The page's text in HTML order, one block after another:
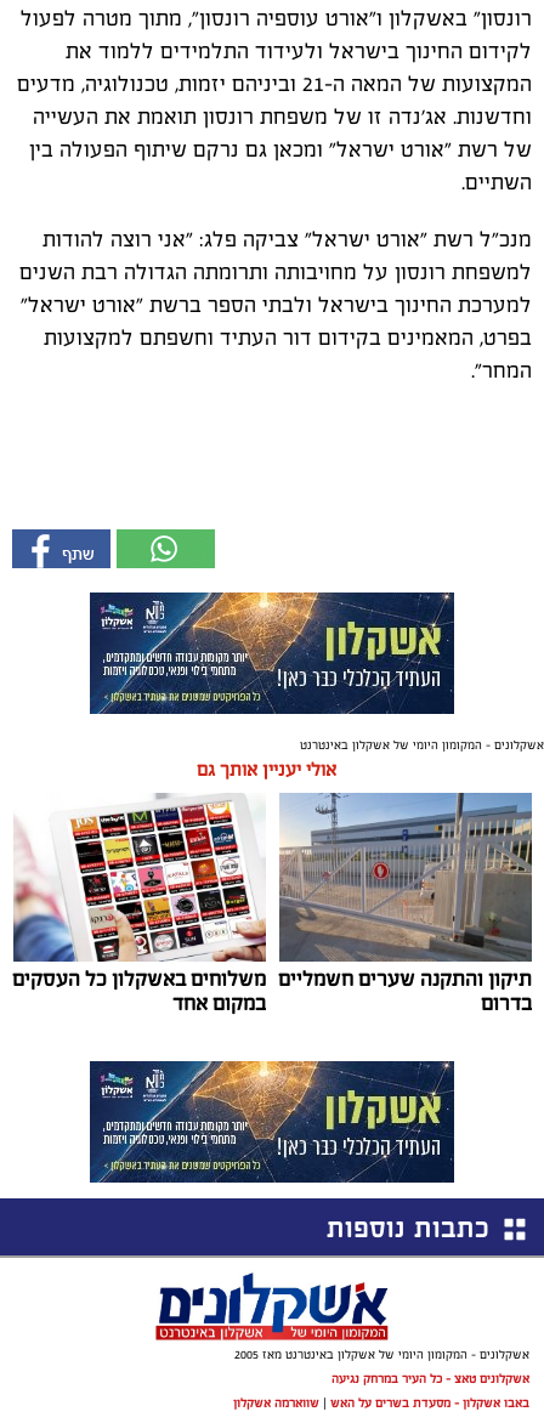
רונסון" באשקלון ו"אורט עוספיה רונסון", מתוך מטרה לפעול
לקידום החינוך בישראל ולעידוד התלמידים ללמוד את
המקצועות של המאה ה-21 וביניהם יזמות, טכנולוגיה, מדעים
וחדשנות. אג'נדה זו של משפחת רונסון תואמת את העשייה
של רשת "אורט ישראל" ומכאן גם נרקם שיתוף הפעולה בין
השתיים.
מנכ"ל רשת "אורט ישראל" צביקה פלג: "אני רוצה להודות
למשפחת רונסון על מחויבותה ותרומתה הגדולה רבת השנים
למערכת החינוך בישראל ולבתי הספר ברשת "אורט ישראל"
בפרט, המאמינים בקידום דור העתיד וחשפתם למקצועות
המחר".
אשקלונים - המקומון היומי של אשקלון באינטרנט
אולי יעניין אותך גם
תיקון והתקנה שערים חשמליים
בדרום
משלוחים באשקלון כל העסקים
במקום אחד
כתבות נוספות
אשקלונים - המקומון היומי של אשקלון באינטרנט מאז 2005
אשקלונים טאצ - כל העיר במרחק נגיעה
באבו אשקלון - מסעדת בשרים על האש | שווארמה אשקלון